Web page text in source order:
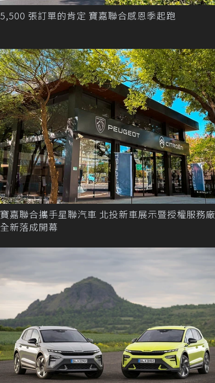
5,500 張訂單的肯定 寶嘉聯合感恩季起跑
寶嘉聯合攜手星聯汽車 北投新車展示暨授權服務廠
全新落成開幕